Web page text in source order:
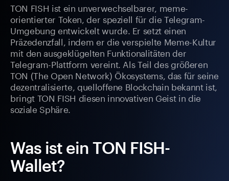
TON FISH ist ein unverwechselbarer, meme-
orientierter Token, der speziell für die Telegram-
Umgebung entwickelt wurde. Er setzt einen
Präzedenzfall, indem er die verspielte Meme-Kultur
mit den ausgeklügelten Funktionalitäten der
Telegram-Plattform vereint. Als Teil des größeren
TON (The Open Network) Ökosystems, das für seine
dezentralisierte, quelloffene Blockchain bekannt ist,
bringt TON FISH diesen innovativen Geist in die
soziale Sphäre.
Was ist ein TON FISH-
Wallet?